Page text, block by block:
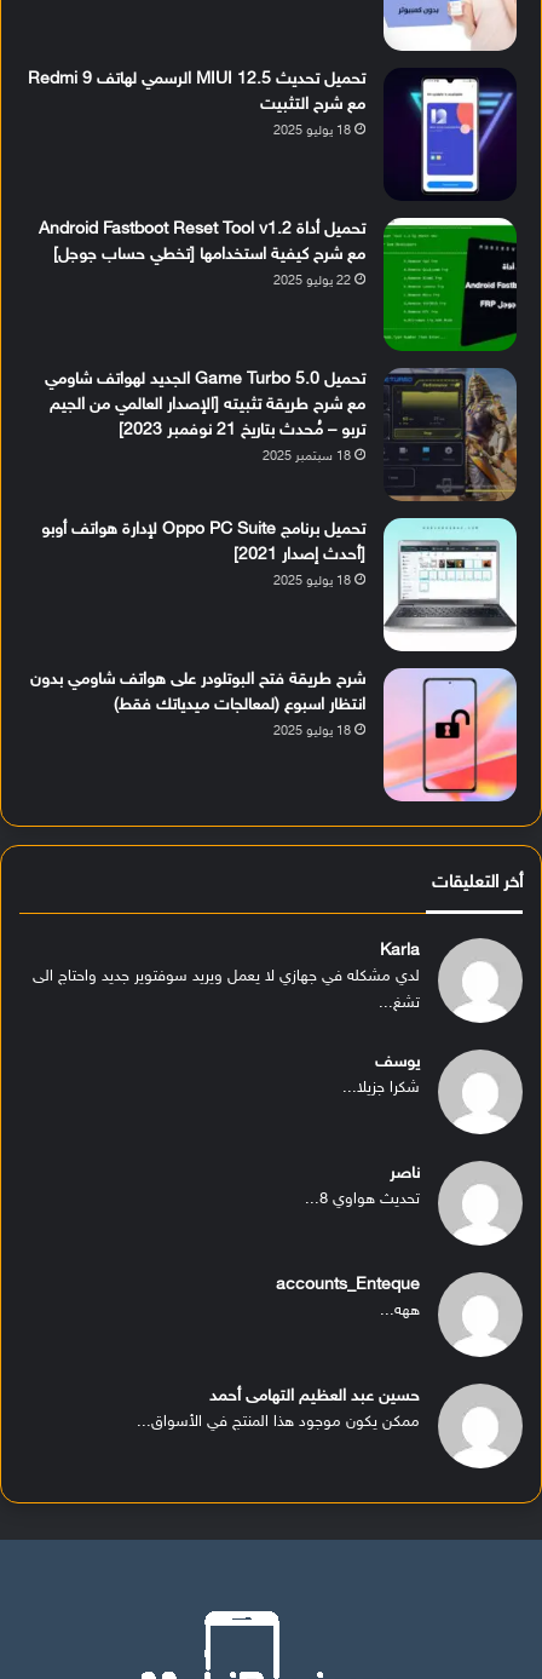
تحميل تحديث MIUI 12.5 الرسمي لهاتف Redmi 9
مع شرح التثبيت
18 يوليو 2025
تحميل أداة Android Fastboot Reset Tool v1.2
مع شرح كيفية استخدامها [تخطي حساب جوجل]
22 يوليو 2025
تحميل Game Turbo 5.0 الجديد لهواتف شاومي
مع شرح طريقة تثبيته [الإصدار العالمي من الجيم
تربو – مُحدث بتاريخ 21 نوفمبر 2023]
18 سبتمبر 2025
تحميل برنامج Oppo PC Suite لإدارة هواتف أوبو
[أحدث إصدار 2021]
18 يوليو 2025
شرح طريقة فتح البوتلودر على هواتف شاومي بدون
انتظار اسبوع (لمعالجات ميدياتك فقط)
18 يوليو 2025
أخر التعليقات
Karla
لدي مشكله في جهازي لا يعمل ويريد سوفتوير جديد واحتاج الى
تشغ...
يوسف
شكرا جزيلا...
ناصر
تحديث هواوي 8...
accounts_Enteque
ههه...
حسين عبد العظيم التهامى أحمد
ممكن يكون موجود هذا المنتج في الأسواق...